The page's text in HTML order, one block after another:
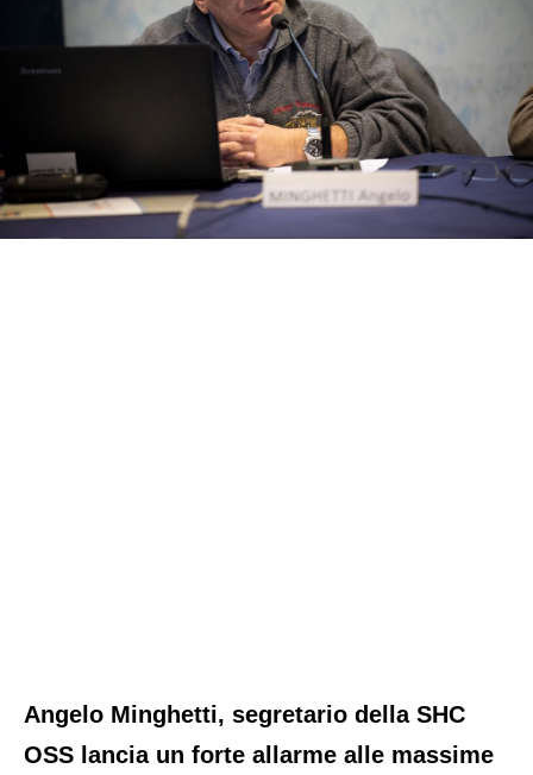
Angelo Minghetti, segretario della SHC
OSS lancia un forte allarme alle massime